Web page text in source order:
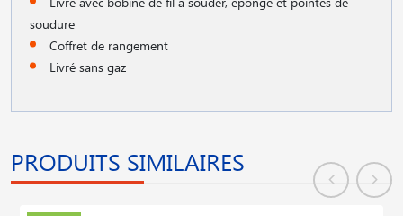
soudure
Coffret de rangement
Livré sans gaz
PRODUITS SIMILAIRES